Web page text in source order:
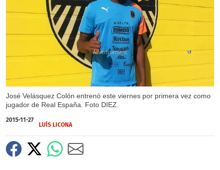
José Velásquez Colón entrenó este viernes por primera vez como
jugador de Real España. Foto DIEZ.
X
2015-11-27
LUÍS LICONA